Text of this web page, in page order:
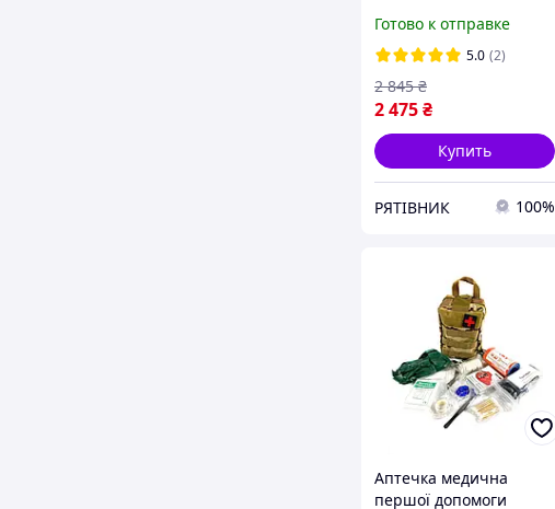
укомплектована для
ЗСУ (НАТО), якісні
комплектуючі (НПА)
Готово к отправке
5.0 (2)
2 475₴
2 845 ₴
Купить
РЯТІВНИК 100%
Аптечка медична
першої допомоги